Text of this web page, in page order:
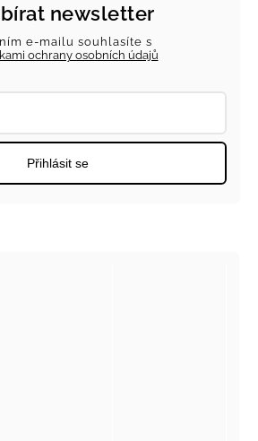
newsletter
e-mailu souhlasíte s
ochrany osobních údajů
Přihlásit se